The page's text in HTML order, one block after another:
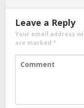
Leave a Reply
Your email address
are marked *